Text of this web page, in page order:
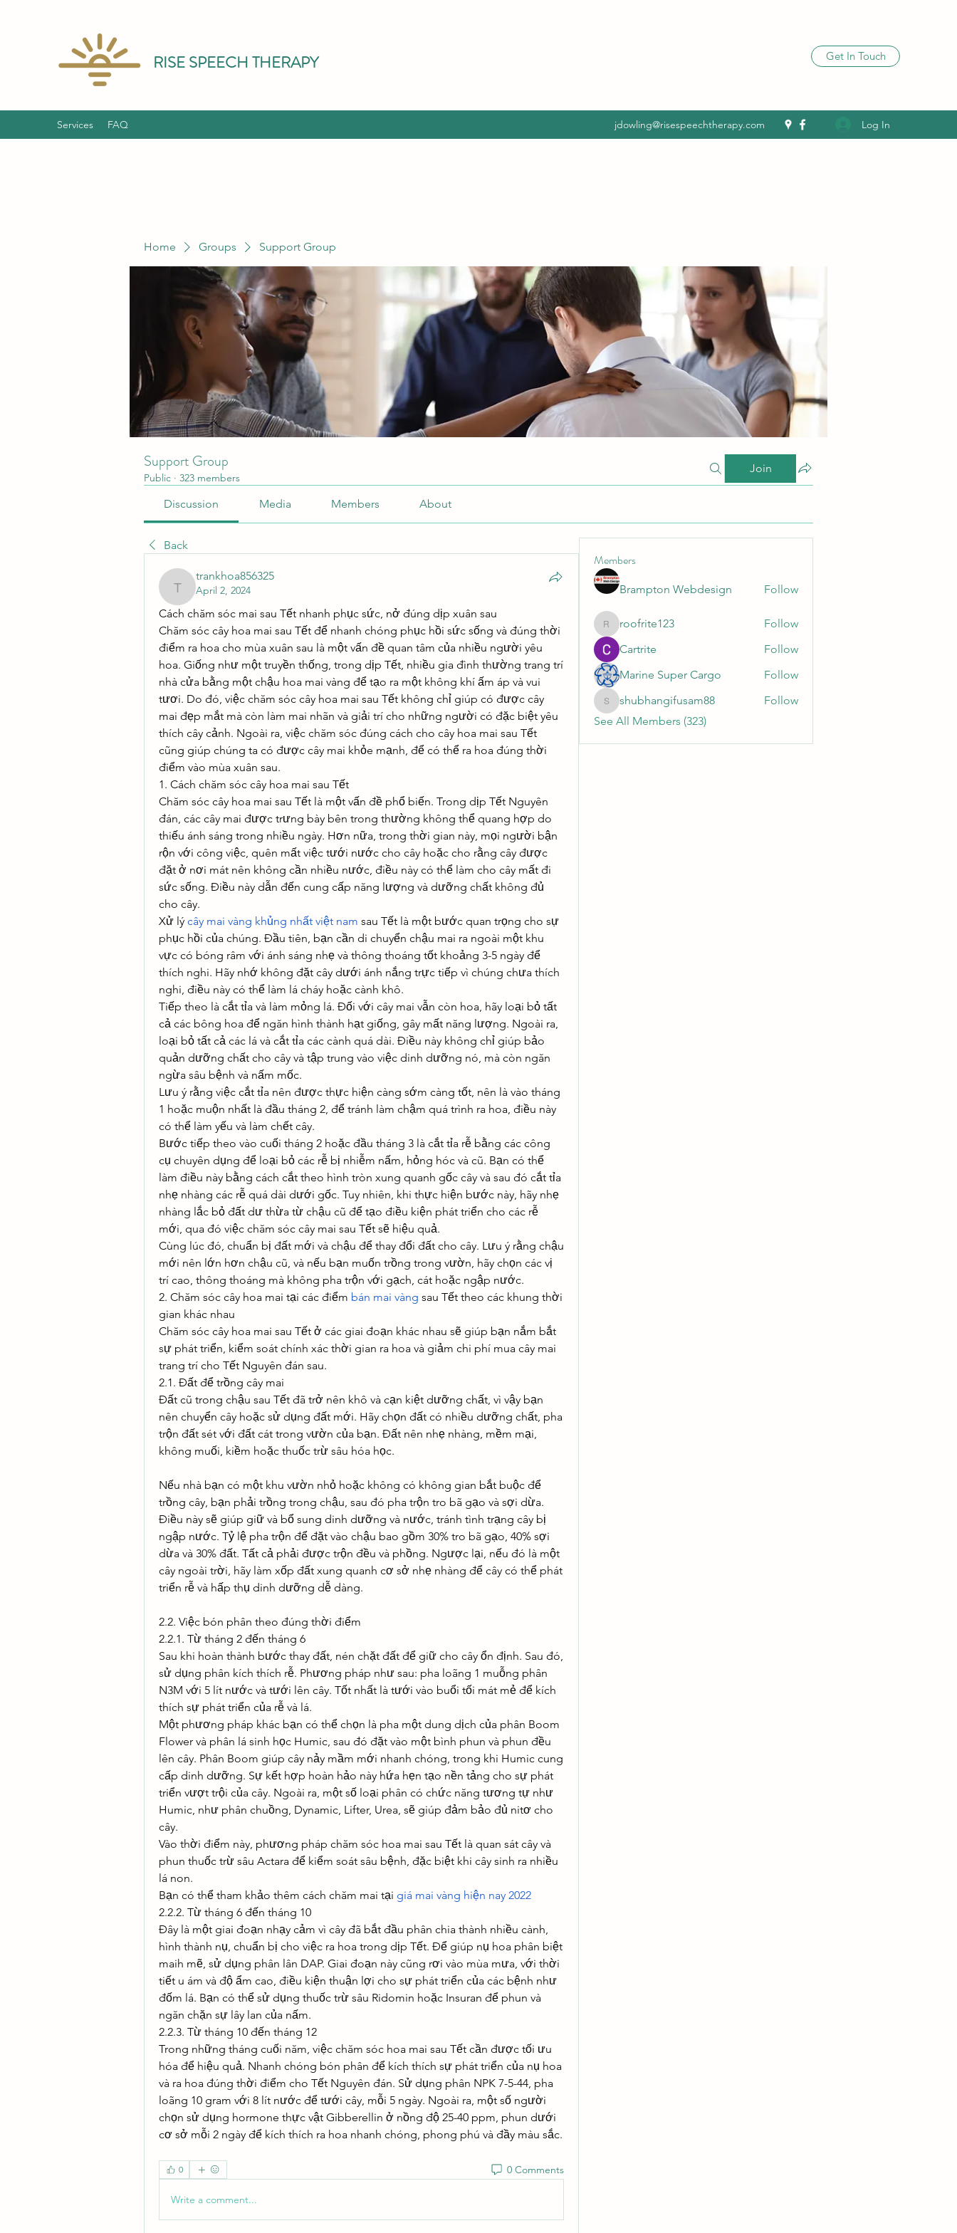
RISE SPEECH THERAPY Get In Touch
Services FAQ jdowling@risespeechtherapy.com Log In
Home Groups Support Group
Support Group
Public · 323 members
Join
Discussion Media Members About
Back
trankhoa856325
trankhoa856325
April 2, 2024
Cách chăm sóc mai sau Tết nhanh phục sức, nở đúng dịp xuân sau
Chăm sóc cây hoa mai sau Tết để nhanh chóng phục hồi sức sống và đúng thời
điểm ra hoa cho mùa xuân sau là một vấn đề quan tâm của nhiều người yêu
hoa. Giống như một truyền thống, trong dịp Tết, nhiều gia đình thường trang trí
nhà cửa bằng một chậu hoa mai vàng để tạo ra một không khí ấm áp và vui
tươi. Do đó, việc chăm sóc cây hoa mai sau Tết không chỉ giúp có được cây
mai đẹp mắt mà còn làm mai nhãn và giải trí cho những người có đặc biệt yêu
thích cây cảnh. Ngoài ra, việc chăm sóc đúng cách cho cây hoa mai sau Tết
cũng giúp chúng ta có được cây mai khỏe mạnh, để có thể ra hoa đúng thời
điểm vào mùa xuân sau.
1. Cách chăm sóc cây hoa mai sau Tết
Chăm sóc cây hoa mai sau Tết là một vấn đề phổ biến. Trong dịp Tết Nguyên
đán, các cây mai được trưng bày bên trong thường không thể quang hợp do
thiếu ánh sáng trong nhiều ngày. Hơn nữa, trong thời gian này, mọi người bận
rộn với công việc, quên mất việc tưới nước cho cây hoặc cho rằng cây được
đặt ở nơi mát nên không cần nhiều nước, điều này có thể làm cho cây mất đi
sức sống. Điều này dẫn đến cung cấp năng lượng và dưỡng chất không đủ
cho cây.
Xử lý cây mai vàng khủng nhất việt nam sau Tết là một bước quan trọng cho sự
phục hồi của chúng. Đầu tiên, bạn cần di chuyển chậu mai ra ngoài một khu
vực có bóng râm với ánh sáng nhẹ và thông thoáng tốt khoảng 3-5 ngày để
thích nghi. Hãy nhớ không đặt cây dưới ánh nắng trực tiếp vì chúng chưa thích
nghi, điều này có thể làm lá cháy hoặc cành khô.
Tiếp theo là cắt tỉa và làm mỏng lá. Đối với cây mai vẫn còn hoa, hãy loại bỏ tất
cả các bông hoa để ngăn hình thành hạt giống, gây mất năng lượng. Ngoài ra,
loại bỏ tất cả các lá và cắt tỉa các cành quá dài. Điều này không chỉ giúp bảo
quản dưỡng chất cho cây và tập trung vào việc dinh dưỡng nó, mà còn ngăn
ngừa sâu bệnh và nấm mốc.
Lưu ý rằng việc cắt tỉa nên được thực hiện càng sớm càng tốt, nên là vào tháng
1 hoặc muộn nhất là đầu tháng 2, để tránh làm chậm quá trình ra hoa, điều này
có thể làm yếu và làm chết cây.
Bước tiếp theo vào cuối tháng 2 hoặc đầu tháng 3 là cắt tỉa rễ bằng các công
cụ chuyên dụng để loại bỏ các rễ bị nhiễm nấm, hỏng hóc và cũ. Bạn có thể
làm điều này bằng cách cắt theo hình tròn xung quanh gốc cây và sau đó cắt tỉa
nhẹ nhàng các rễ quá dài dưới gốc. Tuy nhiên, khi thực hiện bước này, hãy nhẹ
nhàng lắc bỏ đất dư thừa từ chậu cũ để tạo điều kiện phát triển cho các rễ
mới, qua đó việc chăm sóc cây mai sau Tết sẽ hiệu quả.
Cùng lúc đó, chuẩn bị đất mới và chậu để thay đổi đất cho cây. Lưu ý rằng chậu
mới nên lớn hơn chậu cũ, và nếu bạn muốn trồng trong vườn, hãy chọn các vị
trí cao, thông thoáng mà không pha trộn với gạch, cát hoặc ngập nước.
2. Chăm sóc cây hoa mai tại các điểm bán mai vàng sau Tết theo các khung thời
gian khác nhau
Chăm sóc cây hoa mai sau Tết ở các giai đoạn khác nhau sẽ giúp bạn nắm bắt
sự phát triển, kiểm soát chính xác thời gian ra hoa và giảm chi phí mua cây mai
trang trí cho Tết Nguyên đán sau.
2.1. Đất để trồng cây mai
Đất cũ trong chậu sau Tết đã trở nên khô và cạn kiệt dưỡng chất, vì vậy bạn
nên chuyển cây hoặc sử dụng đất mới. Hãy chọn đất có nhiều dưỡng chất, pha
trộn đất sét với đất cát trong vườn của bạn. Đất nên nhẹ nhàng, mềm mại,
không muối, kiềm hoặc thuốc trừ sâu hóa học.
Nếu nhà bạn có một khu vườn nhỏ hoặc không có không gian bắt buộc để
trồng cây, bạn phải trồng trong chậu, sau đó pha trộn tro bã gạo và sợi dừa.
Điều này sẽ giúp giữ và bổ sung dinh dưỡng và nước, tránh tình trạng cây bị
ngập nước. Tỷ lệ pha trộn để đặt vào chậu bao gồm 30% tro bã gạo, 40% sợi
dừa và 30% đất. Tất cả phải được trộn đều và phồng. Ngược lại, nếu đó là một
cây ngoài trời, hãy làm xốp đất xung quanh cơ sở nhẹ nhàng để cây có thể phát
triển rễ và hấp thụ dinh dưỡng dễ dàng.
2.2. Việc bón phân theo đúng thời điểm
2.2.1. Từ tháng 2 đến tháng 6
Sau khi hoàn thành bước thay đất, nén chặt đất để giữ cho cây ổn định. Sau đó,
sử dụng phân kích thích rễ. Phương pháp như sau: pha loãng 1 muỗng phân
N3M với 5 lít nước và tưới lên cây. Tốt nhất là tưới vào buổi tối mát mẻ để kích
thích sự phát triển của rễ và lá.
Một phương pháp khác bạn có thể chọn là pha một dung dịch của phân Boom
Flower và phân lá sinh học Humic, sau đó đặt vào một bình phun và phun đều
lên cây. Phân Boom giúp cây nảy mầm mới nhanh chóng, trong khi Humic cung
cấp dinh dưỡng. Sự kết hợp hoàn hảo này hứa hẹn tạo nền tảng cho sự phát
triển vượt trội của cây. Ngoài ra, một số loại phân có chức năng tương tự như
Humic, như phân chuồng, Dynamic, Lifter, Urea, sẽ giúp đảm bảo đủ nitơ cho
cây.
Vào thời điểm này, phương pháp chăm sóc hoa mai sau Tết là quan sát cây và
phun thuốc trừ sâu Actara để kiểm soát sâu bệnh, đặc biệt khi cây sinh ra nhiều
lá non.
Bạn có thể tham khảo thêm cách chăm mai tại giá mai vàng hiện nay 2022
2.2.2. Từ tháng 6 đến tháng 10
Đây là một giai đoạn nhạy cảm vì cây đã bắt đầu phân chia thành nhiều cành,
hình thành nụ, chuẩn bị cho việc ra hoa trong dịp Tết. Để giúp nụ hoa phân biệt
maih mẽ, sử dụng phân lân DAP. Giai đoạn này cũng rơi vào mùa mưa, với thời
tiết u ám và độ ẩm cao, điều kiện thuận lợi cho sự phát triển của các bệnh như
đốm lá. Bạn có thể sử dụng thuốc trừ sâu Ridomin hoặc Insuran để phun và
ngăn chặn sự lây lan của nấm.
2.2.3. Từ tháng 10 đến tháng 12
Trong những tháng cuối năm, việc chăm sóc hoa mai sau Tết cần được tối ưu
hóa để hiệu quả. Nhanh chóng bón phân để kích thích sự phát triển của nụ hoa
và ra hoa đúng thời điểm cho Tết Nguyên đán. Sử dụng phân NPK 7-5-44, pha
loãng 10 gram với 8 lít nước để tưới cây, mỗi 5 ngày. Ngoài ra, một số người
chọn sử dụng hormone thực vật Gibberellin ở nồng độ 25-40 ppm, phun dưới
cơ sở mỗi 2 ngày để kích thích ra hoa nhanh chóng, phong phú và đầy màu sắc.
0 0 Comments
Write a comment...
Members
Brampton Webdesign Follow
roofrite123
roofrite123
Follow
Cartrite
Follow
Marine Super Cargo
Follow
shubhangifusam88
shubhangifusam88
Follow
See All Members (323)